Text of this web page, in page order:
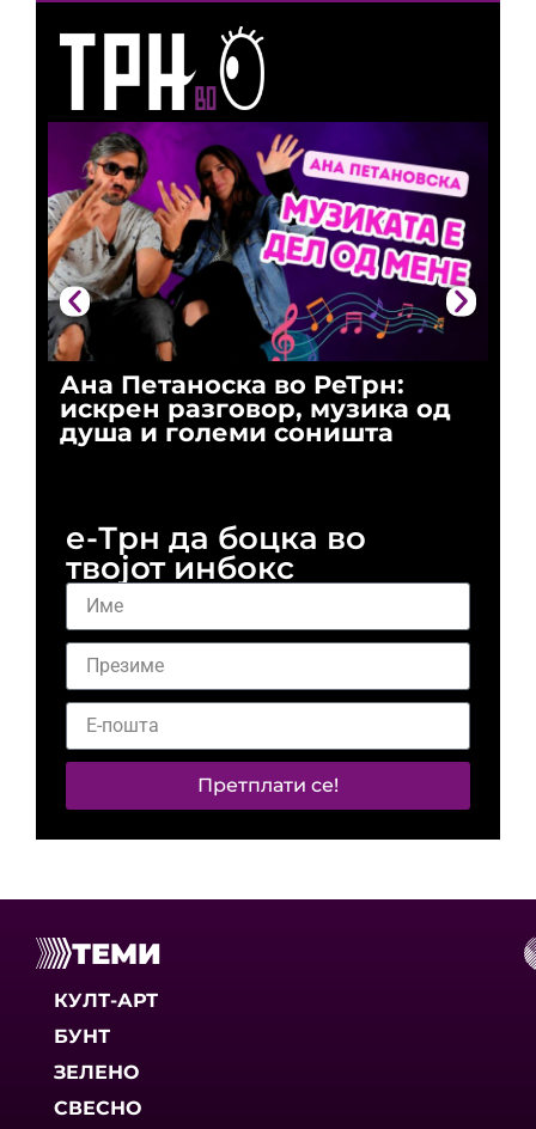
Ана Петаноска во РеТрн:
искрен разговор, музика од
душа и големи соништа
е-Трн да боцка во
твојот инбокс
Претплати се!
ТЕМИ
КУЛТ-АРТ
БУНТ
ЗЕЛЕНО
СВЕСНО